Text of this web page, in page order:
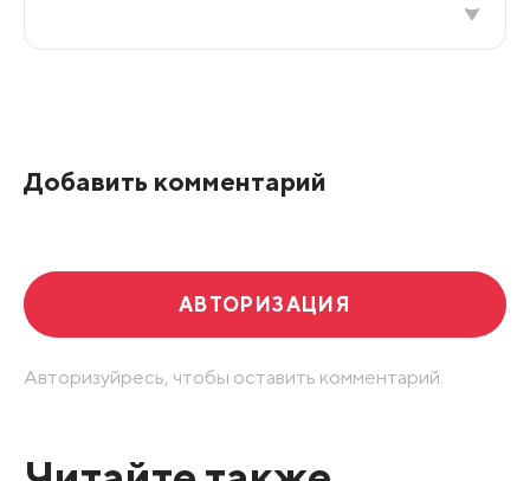
Добавить комментарий
АВТОРИЗАЦИЯ
Авторизуйресь, чтобы оставить комментарий.